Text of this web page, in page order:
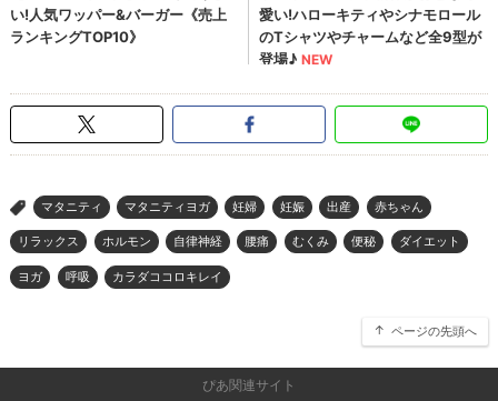
> マタニティ マタニティヨガ 妊婦 妊娠 出産 赤ちゃん
リラックス ホルモン 自律神経 腰痛 むくみ 便秘 ダイエット
ヨガ 呼吸 カラダココロキレイ
ページの先頭へ
ぴあ関連サイト